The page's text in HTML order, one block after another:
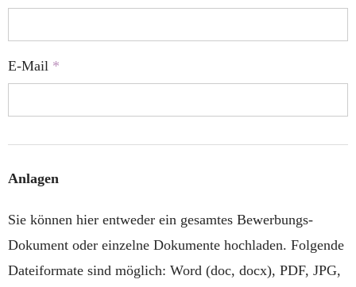
E-Mail *
Anlagen
Sie können hier entweder ein gesamtes Bewerbungs-
Dokument oder einzelne Dokumente hochladen. Folgende
Dateiformate sind möglich: Word (doc, docx), PDF, JPG,